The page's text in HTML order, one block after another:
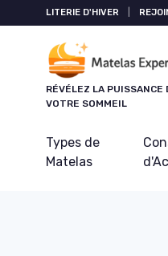
LITERIE D'HIVER
RÉVÉLEZ LA PUISSANCE
VOTRE SOMMEIL
Types de
Matelas
Panneau de gestion des